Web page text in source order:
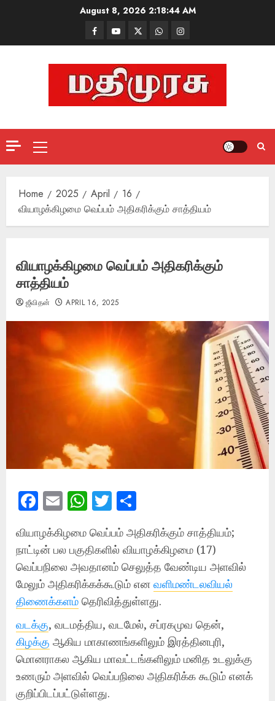
August 8, 2026 2:18:45 AM
FacebookMathemurasu
TV
TwitterWhatsAppInstagram
Primary
Menu
Home 2025 April
16
வியாழக்கிழமை வெப்பம் அதிகரிக்கும் சாத்தியம்
வியாழக்கிழமை வெப்பம் அதிகரிக்கும்
சாத்தியம்
ஜீவிதன் APRIL 16, 2025
Facebook
EmailWhatsApp
Twitter
வியாழக்கிழமை வெப்பம் அதிகரிக்கும் சாத்தியம்;
நாட்டின் பல பகுதிகளில் வியாழக்கிழமை (17)
வெப்பநிலை அவதானம் செலுத்த வேண்டிய அளவில்
மேலும் அதிகரிக்கக்கூடும் என வளிமண்டலவியல்
திணைக்களம் தெரிவித்துள்ளது.
வடக்கு, வடமத்திய, வடமேல், சப்ரகமுவ தென்,
கிழக்கு ஆகிய மாகாணங்களிலும் இரத்தினபுரி,
மொனராகல ஆகிய மாவட்டங்களிலும் மனித உடலுக்கு
உணரும் அளவில் வெப்பநிலை அதிகரிக்க கூடும் எனக்
குறிப்பிடப்பட்டுள்ளது.